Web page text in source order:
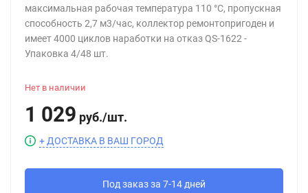
максимальная рабочая температура 110 °С, пропускная
способность 2,7 м3/час, коллектор ремонтопригоден и
имеет 4000 циклов наработки на отказ QS-1622 -
Упаковка 4/48 шт.
Нет в наличии
1 029 руб./шт.
+ ДОСТАВКА В ВАШ ГОРОД
Под заказ за 7-14 дней